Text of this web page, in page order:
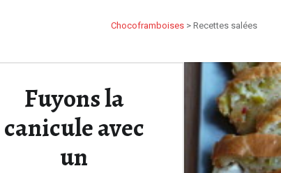
Chocoframboises > Recettes salées
Fuyons la
canicule avec
un